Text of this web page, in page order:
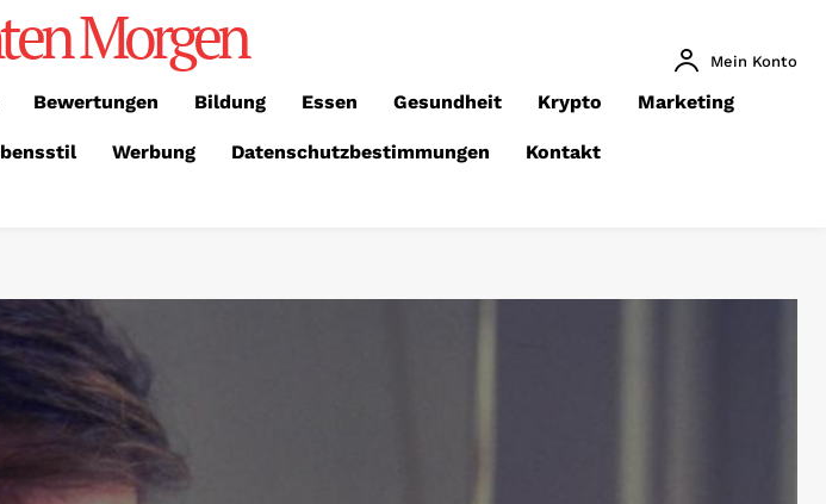
Morgen Mein Konto
Bewertungen Bildung Essen Gesundheit Krypto Marketing
Werbung Datenschutzbestimmungen Kontakt